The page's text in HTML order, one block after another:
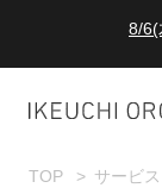
8/6(
ダブルポ
8/
TOP サービス